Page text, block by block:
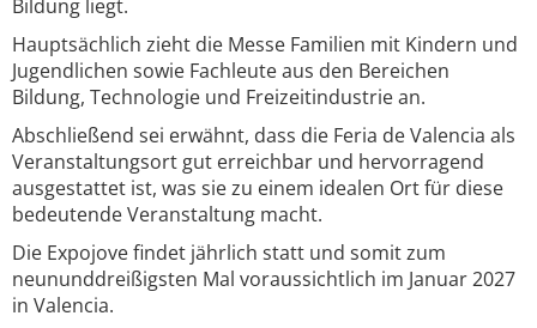
Bildung liegt.
Hauptsächlich zieht die Messe Familien mit Kindern und
Jugendlichen sowie Fachleute aus den Bereichen
Bildung, Technologie und Freizeitindustrie an.
Abschließend sei erwähnt, dass die Feria de Valencia als
Veranstaltungsort gut erreichbar und hervorragend
ausgestattet ist, was sie zu einem idealen Ort für diese
bedeutende Veranstaltung macht.
Die Expojove findet jährlich statt und somit zum
neununddreißigsten Mal voraussichtlich im Januar 2027
in Valencia.